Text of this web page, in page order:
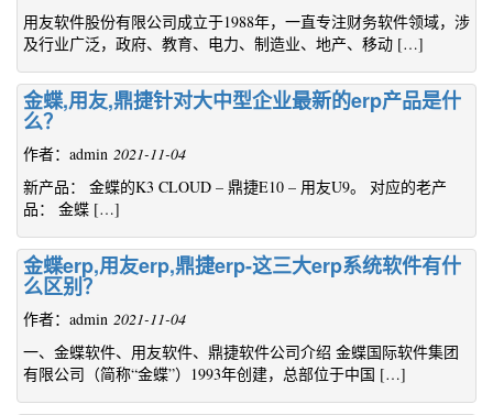
用友软件股份有限公司成立于1988年，一直专注财务软件领域，涉
及行业广泛，政府、教育、电力、制造业、地产、移动 […]
金蝶,用友,鼎捷针对大中型企业最新的erp产品是什
么？
作者：admin 2021-11-04
新产品： 金蝶的K3 CLOUD – 鼎捷E10 – 用友U9。 对应的老产
品： 金蝶 […]
金蝶erp,用友erp,鼎捷erp-这三大erp系统软件有什
么区别？
作者：admin 2021-11-04
一、金蝶软件、用友软件、鼎捷软件公司介绍 金蝶国际软件集团
有限公司（简称“金蝶”）1993年创建，总部位于中国 […]